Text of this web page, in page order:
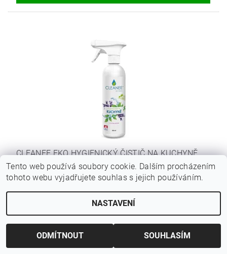
CLEANEE EKO HYGIENICKÝ ČISTIČ NA KUCHYNĚ
LEVANDULE 500ML
Původně:
129,47 Kč
Ušetříte:13,31 Kč (–10 %)
96 Kč bez DPH
Tento web používá soubory cookie. Dalším procházením
tohoto webu vyjadřujete souhlas s jejich používáním.
NASTAVENÍ
ODMÍTNOUT SOUHLASÍM